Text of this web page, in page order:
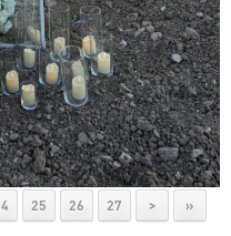
25 26 27 > »